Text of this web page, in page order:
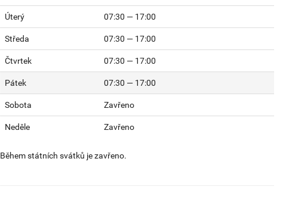
Úterý 07:30 — 17:00
Středa 07:30 — 17:00
Čtvrtek 07:30 — 17:00
Pátek 07:30 — 17:00
Sobota Zavřeno
Neděle Zavřeno
Během státních svátků je zavřeno.